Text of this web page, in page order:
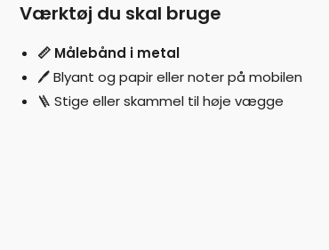
Værktøj du skal bruge
📏 Målebånd i metal
🖊️ Blyant og papir eller noter på mobilen
🪜 Stige eller skammel til høje vægge